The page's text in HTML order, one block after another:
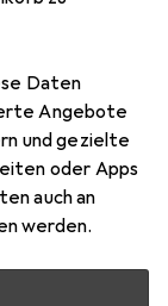
Daten
Angebote
und gezielte
oder Apps
auch an
werden.